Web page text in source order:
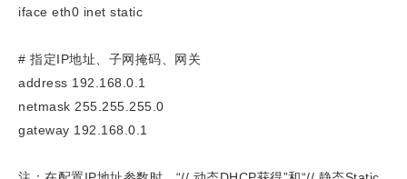
iface eth0 inet static
# 指定IP地址、子网掩码、网关
address 192.168.0.1
netmask 255.255.255.0
gateway 192.168.0.1